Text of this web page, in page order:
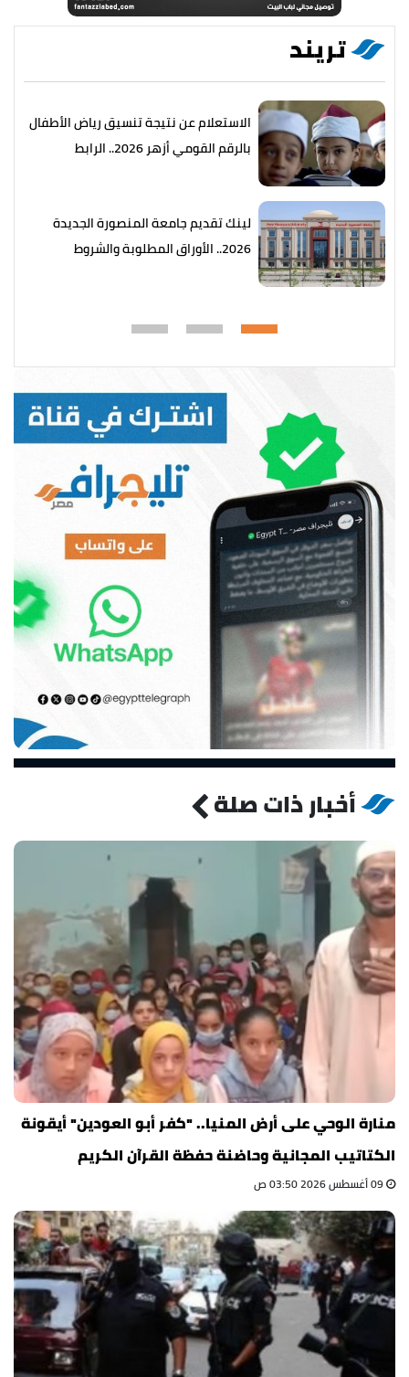
تريند
الاستعلام عن نتيجة تنسيق رياض الأطفال
بالرقم القومي أزهر 2026.. الرابط
لينك تقديم جامعة المنصورة الجديدة
2026.. الأوراق المطلوبة والشروط
أخبار ذات صلة
منارة الوحي على أرض المنيا.. "كفر أبو العودين" أيقونة
الكتاتيب المجانية وحاضنة حفظة القرآن الكريم